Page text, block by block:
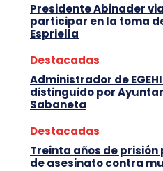
Presidente Abinader
participar en la toma
Espriella
Destacadas
Administrador de
distinguido por
Sabaneta
Destacadas
Treinta años de
de asesinato contra